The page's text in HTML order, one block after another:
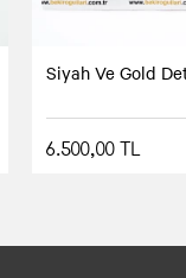
Siyah Ve Gold
6.500,00 TL